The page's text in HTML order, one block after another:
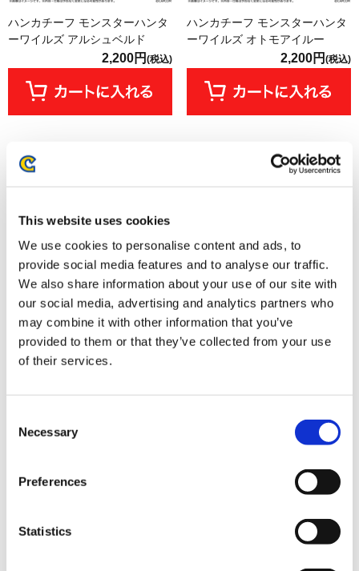
This website uses cookies
We use cookies to personalise content and ads, to
provide social media features and to analyse our traffic.
We also share information about your use of our site with
our social media, advertising and analytics partners who
may combine it with other information that you’ve
provided to them or that they’ve collected from your use
of their services.
Selection
Necessary
Preferences
Statistics
ハンカチーフ モンスターハンタ
ーワイルズ アルシュベルド
2,200円 (税込)
ハンカチーフ モンスターハンタ
ーワイルズ オトモアイルー
2,200円 (税込)
モンスターハンター ブリッジ ウ
ォールアート タペストリー
2,200円
モンスターハンター ブリッジ ウ
ォールアート ミニ屏風